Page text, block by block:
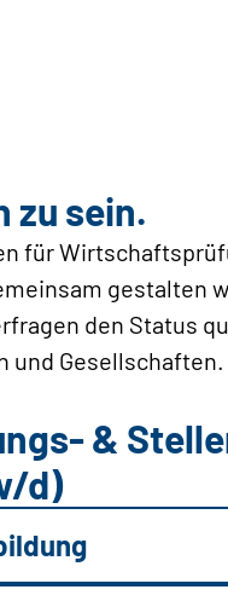
zu sein.
für
gestalten
den Status
und Gesellschaften.
&
d)